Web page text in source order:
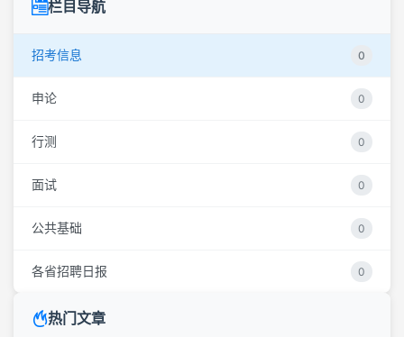
栏目导航
招考信息 0
申论 0
行测 0
面试 0
公共基础 0
各省招聘日报 0
热门文章